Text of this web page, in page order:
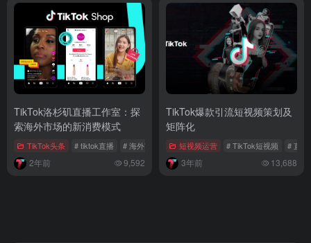
TikTok洛杉矶直播工作室：探
索海外市场的新消费模式
TikTok头条 # tiktok直播 # 海外市场 # TikTok直播工作室
2年前 9,592
TikTok爆款引流短视频策划及
矩阵化
短视频运营 # TikTok短视频 # 直播
3年前 13,688